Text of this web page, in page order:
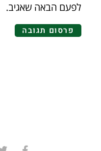
לפעם הבאה שאגיב.